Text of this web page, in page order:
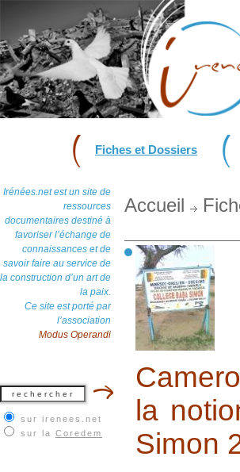
Fiches et Dossiers
Irénées.net est un site de
ressources
documentaires destiné à
favoriser l’échange de
connaissances et de
savoir faire au service de
la construction d’un art de
la paix.
Ce site est porté par
l’association
Modus Operandi
sur irenees.net
sur la Coredem
Accueil
la
Simon